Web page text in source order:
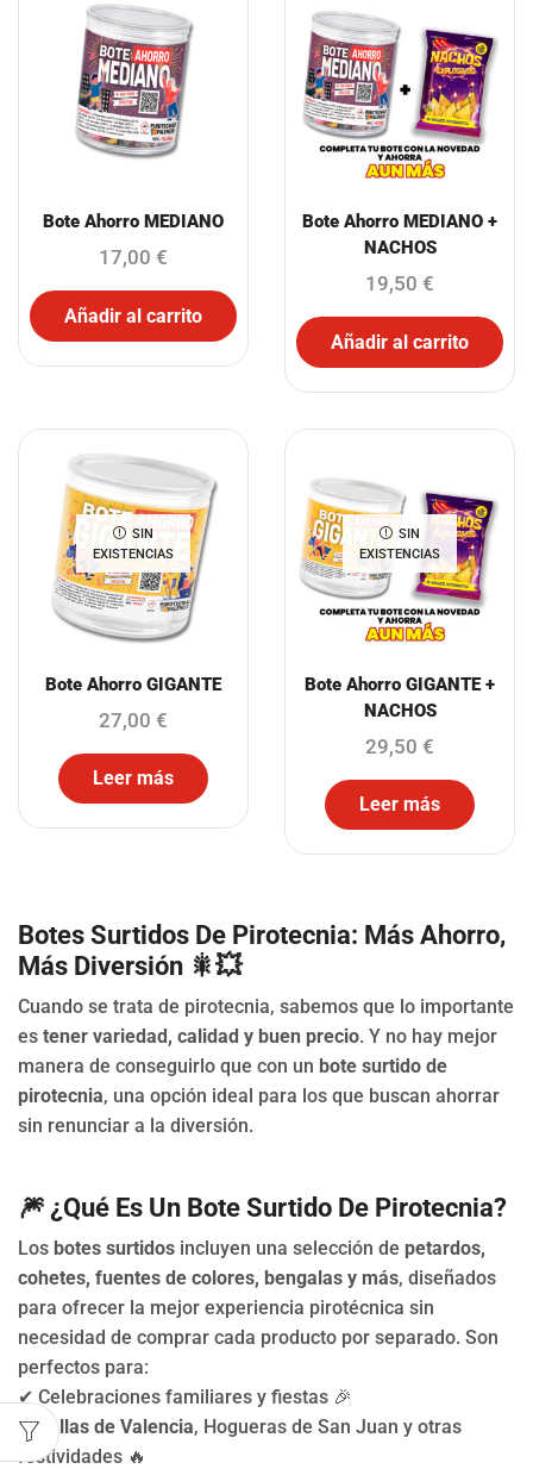
Bote Ahorro MEDIANO
17,00 €
Añadir al carrito
Bote Ahorro MEDIANO +
NACHOS
19,50 €
Añadir al carrito
SIN
EXISTENCIAS
Bote Ahorro GIGANTE
27,00 €
Leer más
SIN
EXISTENCIAS
Bote Ahorro GIGANTE +
NACHOS
29,50 €
Leer más
Botes Surtidos De Pirotecnia: Más Ahorro,
Más Diversión 🎇💥
Cuando se trata de pirotecnia, sabemos que lo importante
es tener variedad, calidad y buen precio. Y no hay mejor
manera de conseguirlo que con un bote surtido de
pirotecnia, una opción ideal para los que buscan ahorrar
sin renunciar a la diversión.
🎆 ¿Qué Es Un Bote Surtido De Pirotecnia?
Los botes surtidos incluyen una selección de petardos,
cohetes, fuentes de colores, bengalas y más, diseñados
para ofrecer la mejor experiencia pirotécnica sin
necesidad de comprar cada producto por separado. Son
perfectos para:
✔ Celebraciones familiares y fiestas 🎉
✔Fallas de Valencia, Hogueras de San Juan y otras
festividades 🔥